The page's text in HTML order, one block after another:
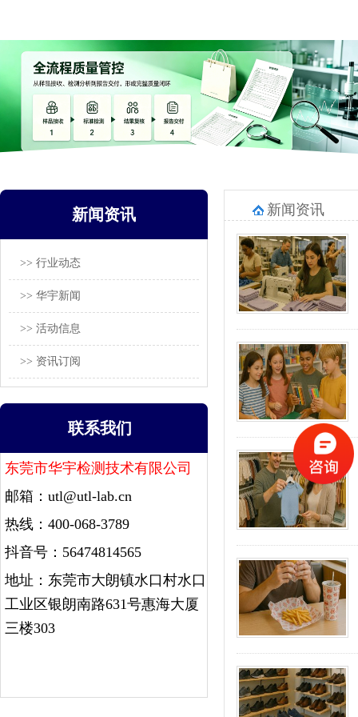
新闻资讯
>> 行业动态
>> 华宇新闻
>> 活动信息
>> 资讯订阅
联系我们
东莞市华宇检测技术有限公司
邮箱： utl@utl-lab.cn
热线：400-068-3789
抖音号：56474814565
地址：东莞市大朗镇水口村水口
工业区银朗南路631号惠海大厦
三楼303
新闻资讯